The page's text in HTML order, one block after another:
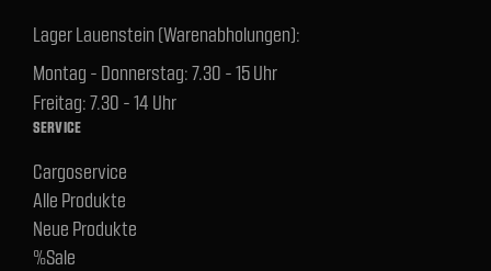
Lager Lauenstein (Warenabholungen):
Montag - Donnerstag: 7.30 - 15 Uhr
Freitag: 7.30 - 14 Uhr
SERVICE
Cargoservice
Alle Produkte
Neue Produkte
%Sale